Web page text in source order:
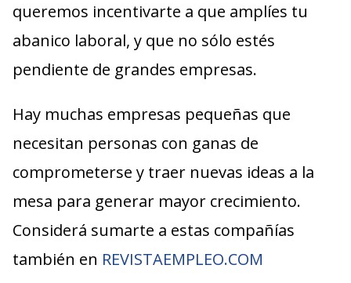
queremos incentivarte a que amplíes tu
abanico laboral, y que no sólo estés
pendiente de grandes empresas.
Hay muchas empresas pequeñas que
necesitan personas con ganas de
comprometerse y traer nuevas ideas a la
mesa para generar mayor crecimiento.
Considerá sumarte a estas compañías
también en REVISTAEMPLEO.COM